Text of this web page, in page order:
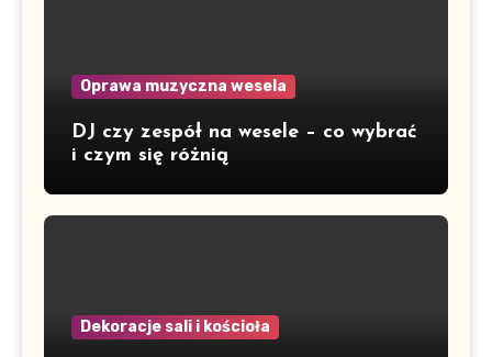
Oprawa muzyczna wesela
DJ czy zespół na wesele – co wybrać
i czym się różnią
Dekoracje sali i kościoła